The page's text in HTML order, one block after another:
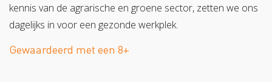
kennis van de agrarische en groene sector, zetten we ons
dagelijks in voor een gezonde werkplek.
Gewaardeerd met een 8+